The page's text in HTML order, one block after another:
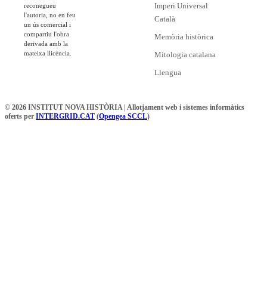
reconegueu
l'autoria, no en feu
un ús comercial i
compartiu l'obra
derivada amb la
mateixa llicència.
Imperi Universal
Català
Memòria històrica
Mitologia catalana
Llengua
© 2026 INSTITUT NOVA HISTÒRIA | Allotjament web i sistemes informàtics
oferts per INTERGRID.CAT (Opengea SCCL)